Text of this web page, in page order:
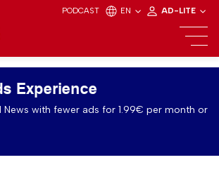
PODCAST EN AD-LITE
Experience
News with fewer ads for 1.99€ per month or